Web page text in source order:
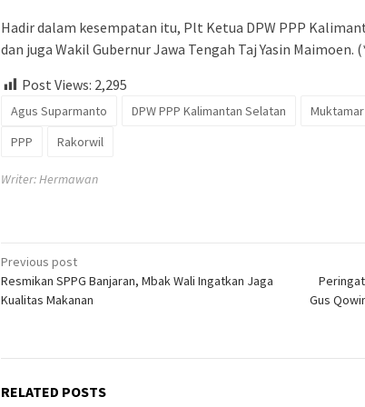
Hadir dalam kesempatan itu, Plt Ketua DPW PPP
dan juga Wakil Gubernur Jawa Tengah Taj Yasin Maimoen.
Post Views: 2,295
Agus Suparmanto DPW PPP Kalimantan Selatan Muktamar
PPP
Rakorwil
Writer: Hermawan
Post
navigation
Previous post
Resmikan SPPG Banjaran, Mbak Wali Ingatkan Jaga
Kualitas Makanan
Gus
RELATED POSTS